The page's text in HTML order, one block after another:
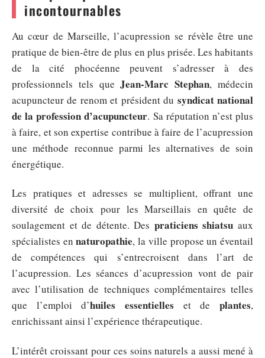
incontournables
Au cœur de Marseille, l’acupression se révèle être une
pratique de bien-être de plus en plus prisée. Les habitants
de la cité phocéenne peuvent s’adresser à des
professionnels tels queJean-Marc Stephan, médecin
acupuncteur de renom et président du syndicat national
de la profession d’acupuncteur. Sa réputation n’est plus
à faire, et son expertise contribue à faire de l’acupression
une méthode reconnue parmi les alternatives de soin
énergétique.
Les pratiques et adresses se multiplient, offrant une
diversité de choix pour les Marseillais en quête de
soulagement et de détente. Des praticiens shiatsu aux
spécialistes ennaturopathie, la ville propose un éventail
de compétences qui s’entrecroisent dans l’art de
l’acupression. Les séances d’acupression vont de pair
avec l’utilisation de techniques complémentaires telles
que l’emploi d’huiles essentielles et deplantes,
enrichissant ainsi l’expérience thérapeutique.
L’intérêt croissant pour ces soins naturels a aussi mené à